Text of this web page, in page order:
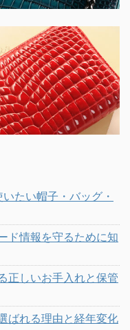
たい帽子・バッグ・
ド情報を守るために知
正しいお手入れと保管
ばれる理由と経年変化